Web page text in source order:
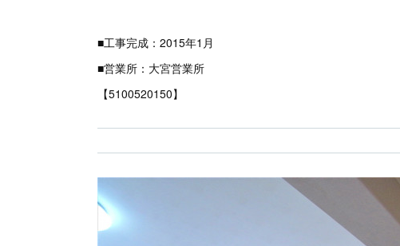
■工事完成：2015年1月
■営業所：大宮営業所
【5100520150】